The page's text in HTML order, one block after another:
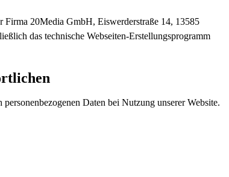
Firma 20Media GmbH, Eiswerderstraße 14, 13585
das technische Webseiten-Erstellungsprogramm
Daten bei Nutzung unserer Website.